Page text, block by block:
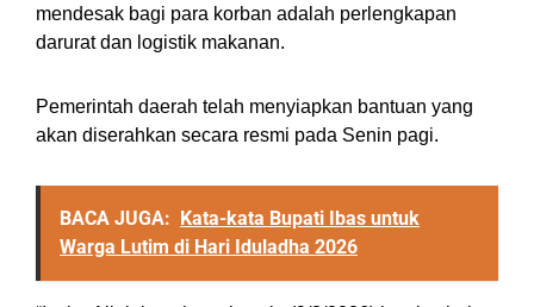
mendesak bagi para korban adalah perlengkapan
darurat dan logistik makanan.
Pemerintah daerah telah menyiapkan bantuan yang
akan diserahkan secara resmi pada Senin pagi.
BACA JUGA: Kata-kata Bupati Ibas untuk
Warga Lutim di Hari Iduladha 2026